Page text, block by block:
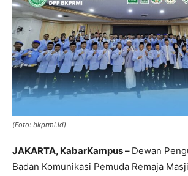
(Foto: bkprmi.id)
JAKARTA, KabarKampus – Dewan
Badan Komunikasi Pemuda Remaja